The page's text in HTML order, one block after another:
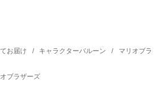
お届け / キャラクターバルーン /
マリオブラ
ブラザーズ